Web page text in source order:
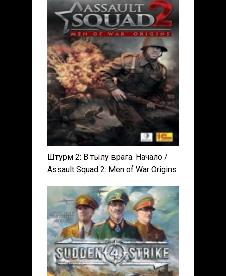
Штурм 2: В тылу врага. Начало /
Assault Squad 2: Men of War Origins
RePack от xatab